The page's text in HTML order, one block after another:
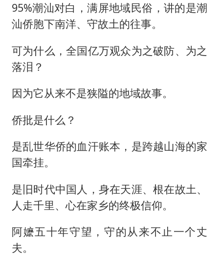
95%潮汕对白，满屏地域民俗，讲的是潮
汕侨胞下南洋、守故土的往事。
可为什么，全国亿万观众为之破防、为之
落泪？
因为它从来不是狭隘的地域故事。
侨批是什么？
是乱世华侨的血汗账本，是跨越山海的家
国牵挂。
是旧时代中国人，身在天涯、根在故土、
人走千里、心在家乡的终极信仰。
阿嬷五十年守望，守的从来不止一个丈
夫。